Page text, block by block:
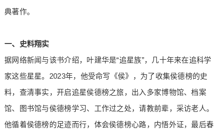
典著作。
一、史料翔实
据网络新闻与该书介绍，叶建华是“追星族”，几十年来在追科学
家这些星星。2023年，他受命写《侯》，为了收集侯德榜的史
料，查清事实，开启追星侯德榜之旅，出入多家博物馆、档案
馆、图书馆与侯德榜学习、工作过之处，请教前辈，采访老人。
他循着侯德榜的足迹而行，体会侯德榜心路，内悟外证，最后春